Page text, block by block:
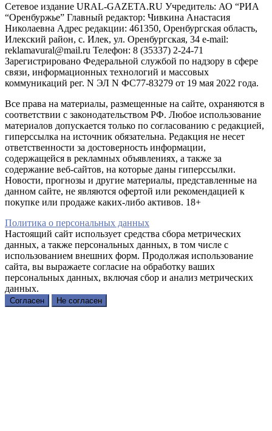
Сетевое издание URAL-GAZETA.RU Учредитель: АО “РИА
“Оренбуржье” Главный редактор: Чивкина Анастасия
Николаевна Адрес редакции: 461350, Оренбургская область,
Илекский район, с. Илек, ул. Оренбургская, 34 e-mail:
reklamavural@mail.ru Телефон: 8 (35337) 2-24-71
Зарегистрировано Федеральной службой по надзору в сфере
связи, информационных технологий и массовых
коммуникаций рег. N ЭЛ N ФС77-83279 от 19 мая 2022 года.
Все права на материалы, размещенные на сайте, охраняются в
соответствии с законодательством РФ. Любое использование
материалов допускается только по согласованию с редакцией,
гиперссылка на источник обязательна. Редакция не несет
ответственности за достоверность информации,
содержащейся в рекламных объявлениях, а также за
содержание веб-сайтов, на которые даны гиперссылки.
Новости, прогнозы и другие материалы, представленные на
данном сайте, не являются офертой или рекомендацией к
покупке или продаже каких-либо активов. 18+
Политика о персональных данных
Настоящий сайт использует средства сбора метрических
данных, а также персональных данных, в том числе с
использованием внешних форм. Продолжая использование
сайта, вы выражаете согласие на обработку ваших
персональных данных, включая сбор и анализ метрических
данных.
Согласен Не согласен